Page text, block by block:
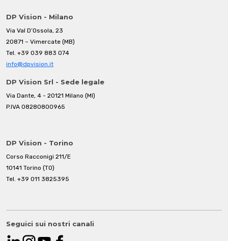
DP Vision - Milano
Via Val D’Ossola, 23
20871 – Vimercate (MB)
Tel. +39 039 883 074
info@dpvision.it
DP Vision Srl - Sede legale
Via Dante, 4 - 20121 Milano (MI)
P.IVA 08280800965
DP Vision - Torino
Corso Racconigi 211/E
10141 Torino (TO)
Tel. +39 011 3825395
Seguici sui nostri canali